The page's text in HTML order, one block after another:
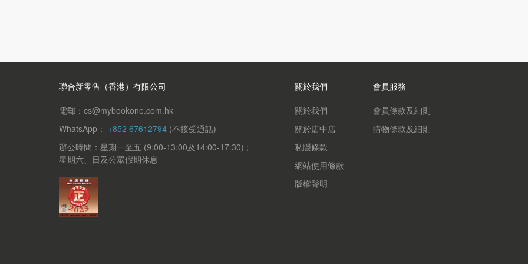
聯合新零售（香港）有限公司
電郵：cs@mybookone.com.hk
WhatsApp： +852 67612794 (不接受通話)
辦公時間：星期一至五 (9:00-13:00及14:00-17:30) ;
星期六、日及公眾假期休息
關於我們
關於我們
關於店中店
私隱條款
網站使用條款
版權聲明
會員服務
會員條款及細則
購物條款及細則